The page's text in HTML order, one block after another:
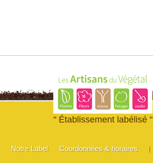
" Établissement labélisé "
Notre Label Coordonnées & horaires |